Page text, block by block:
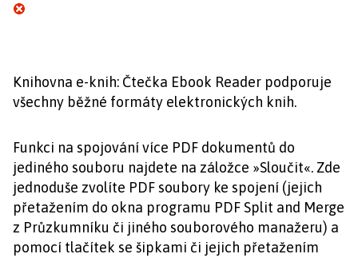
Knihovna e-knih: Čtečka Ebook Reader podporuje
všechny běžné formáty elektronických knih.
Funkci na spojování více PDF dokumentů do
jediného souboru najdete na záložce »Sloučit«. Zde
jednoduše zvolíte PDF soubory ke spojení (jejich
přetažením do okna programu PDF Split and Merge
z Průzkumníku či jiného souborového manažeru) a
pomocí tlačítek se šipkami či jejich přetažením